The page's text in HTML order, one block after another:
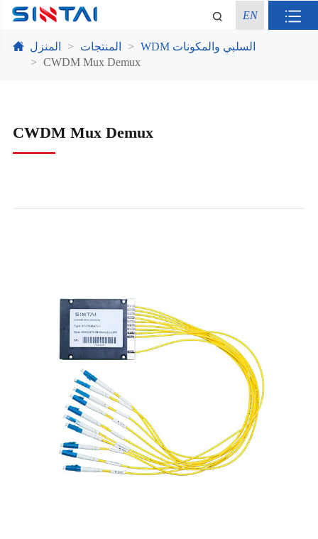
EN
المنزل المنتجات
WDM السلبي والمكونات
CWDM Mux Demux
CWDM Mux Demux